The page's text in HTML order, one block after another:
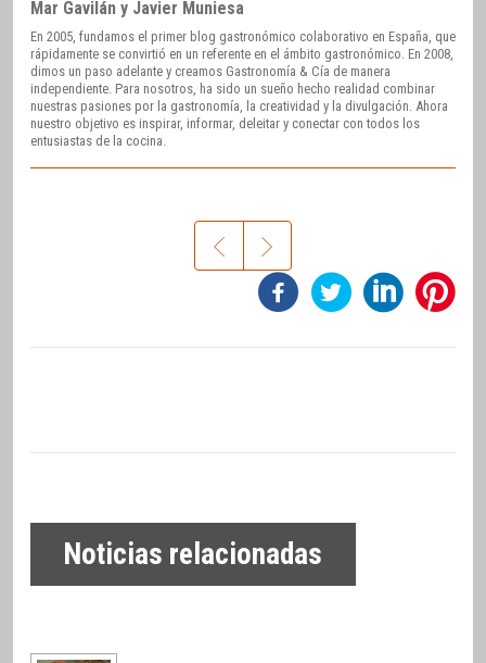
Mar Gavilán y Javier Muniesa
En 2005, fundamos el primer blog gastronómico colaborativo en España, que
rápidamente se convirtió en un referente en el ámbito gastronómico. En 2008,
dimos un paso adelante y creamos Gastronomía & Cía de manera
independiente. Para nosotros, ha sido un sueño hecho realidad combinar
nuestras pasiones por la gastronomía, la creatividad y la divulgación. Ahora
nuestro objetivo es inspirar, informar, deleitar y conectar con todos los
entusiastas de la cocina.
Noticias relacionadas